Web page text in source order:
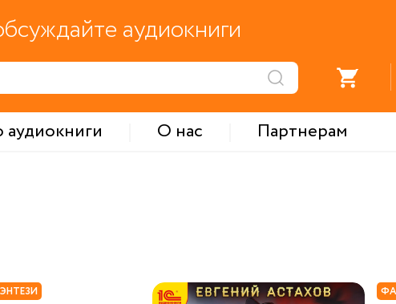
аудиокниги
аудиокниги О нас
Партнерам